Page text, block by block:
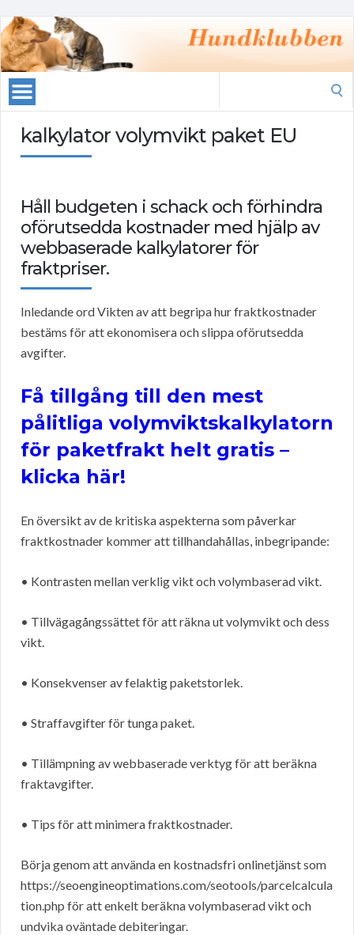
kalkylator volymvikt paket EU
Håll budgeten i schack och förhindra
oförutsedda kostnader med hjälp av
webbaserade kalkylatorer för
fraktpriser.
Inledande ord Vikten av att begripa hur fraktkostnader
bestäms för att ekonomisera och slippa oförutsedda
avgifter.
Få tillgång till den mest
pålitliga volymviktskalkylatorn
för paketfrakt helt gratis –
klicka här!
En översikt av de kritiska aspekterna som påverkar
fraktkostnader kommer att tillhandahållas, inbegripande:
• Kontrasten mellan verklig vikt och volymbaserad vikt.
• Tillvägagångssättet för att räkna ut volymvikt och dess
vikt.
• Konsekvenser av felaktig paketstorlek.
• Straffavgifter för tunga paket.
• Tillämpning av webbaserade verktyg för att beräkna
fraktavgifter.
• Tips för att minimera fraktkostnader.
Börja genom att använda en kostnadsfri onlinetjänst som
https://seoengineoptimations.com/seotools/parcelcalcula
tion.php för att enkelt beräkna volymbaserad vikt och
undvika oväntade debiteringar.